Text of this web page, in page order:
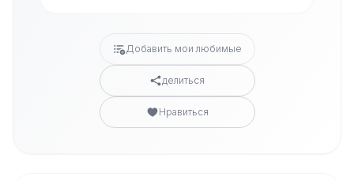
Добавить мои любимые
делиться
Нравиться